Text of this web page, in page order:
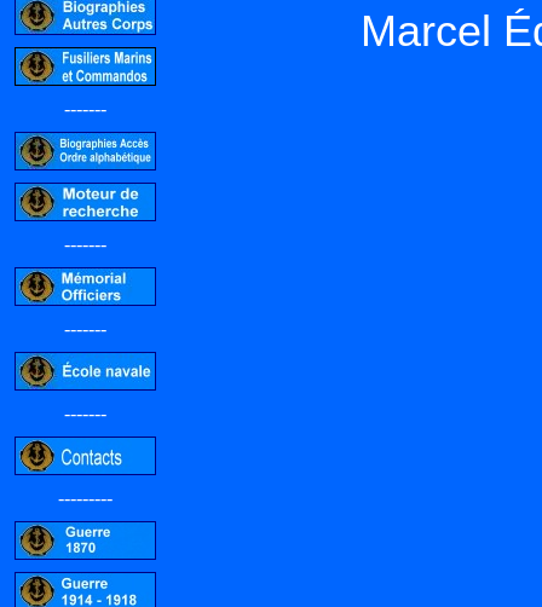
-------
-------
-------
-------
---------
Marcel